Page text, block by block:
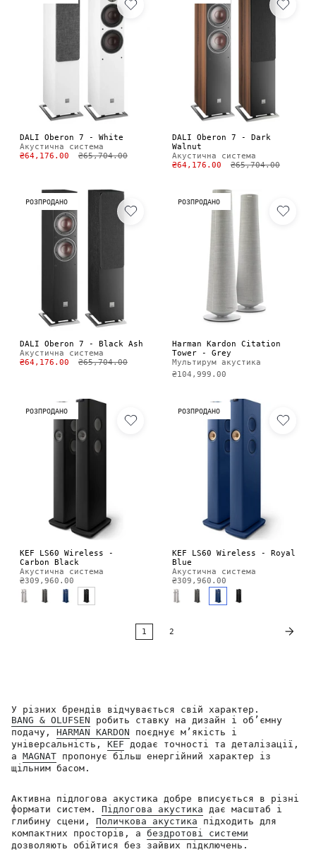
DALI Oberon 7 - White
Акустична система
₴64,176.00
₴65,704.00
DALI Oberon 7 - Dark
Walnut
Акустична система
₴64,176.00
₴65,704.00
РОЗПРОДАНО
DALI Oberon 7 - Black Ash
Акустична система
₴64,176.00
₴65,704.00
РОЗПРОДАНО
Harman Kardon Citation
Tower - Grey
Мультирум акустика
₴104,999.00
РОЗПРОДАНО
KEF LS60 Wireless -
Carbon Black
Акустична система
₴309,960.00
РОЗПРОДАНО
KEF LS60 Wireless - Royal
Blue
Акустична система
₴309,960.00
1 2
У різних брендів відчувається свій характер.
BANG & OLUFSEN робить ставку на дизайн і об’ємну
подачу, HARMAN KARDON поєднує м’якість і
універсальність, KEF додає точності та деталізації,
а MAGNAT пропонує більш енергійний характер із
щільним басом.
Активна підлогова акустика добре вписується в різні
формати систем. Підлогова акустика дає масштаб і
глибину сцени, Поличкова акустика підходить для
компактних просторів, а бездротові системи
дозволяють обійтися без зайвих підключень.